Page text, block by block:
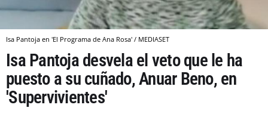
Isa Pantoja en 'El Programa de Ana Rosa' / MEDIASET
Isa Pantoja desvela el veto que le ha
puesto a su cuñado, Anuar Beno, en
'Supervivientes'